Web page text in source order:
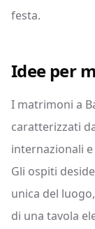
festa.
Idee per
I matrimoni a
caratterizzati
internazionali
Gli ospiti
unica del
di una tavola